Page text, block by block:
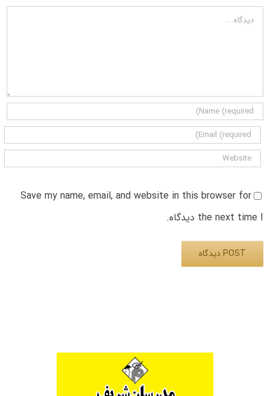
دیدگاه
Save my name, email, and website in this browser for
the next time I دیدگاه.